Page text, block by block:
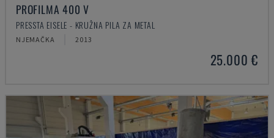
PROFILMA 400 V
PRESSTA EISELE - KRUŽNA PILA ZA METAL
NJEMAČKA 2013
25.000 €